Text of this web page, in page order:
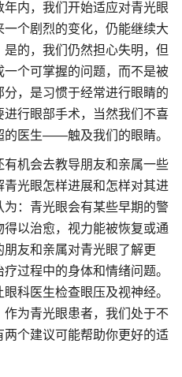
内，我们开始适应对青光眼
个剧烈的变化，仍能继续大
的，我们仍然担心失明，但
个可掌握的问题，而不是被
，是习惯于经常进行眼睛的
行眼部手术，当然我们不喜
医生——触及我们的眼睛。
机会去教导朋友和亲属一些
光眼怎样进展和怎样对其进
：青光眼会有某些早期的警
以治愈，视力能被恢复或通
友和亲属对青光眼了解更
过程中的身体和情绪问题。
科医生检查眼压及视神经。
为青光眼患者，我们处于不
个建议可能帮助你更好的适